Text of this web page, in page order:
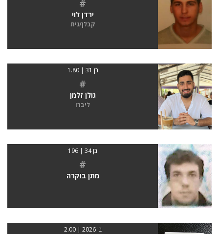
#
ירדן לוי
קבלן/נית
בן 31 | 1.80
#
גולן זלמן
ליברו
בן 34 | 196
#
מתן בוקרה
בן 2026 | 2.00